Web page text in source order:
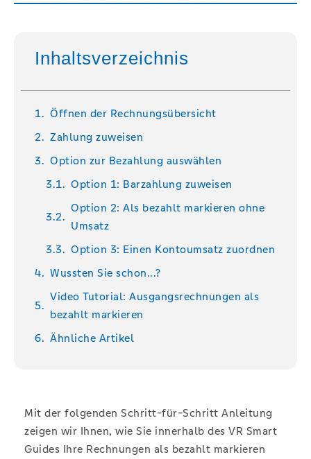
Inhaltsverzeichnis
Öffnen der Rechnungsübersicht
Zahlung zuweisen
Option zur Bezahlung auswählen
Option 1: Barzahlung zuweisen
Option 2: Als bezahlt markieren ohne
Umsatz
Option 3: Einen Kontoumsatz zuordnen
Wussten Sie schon...?
Video Tutorial: Ausgangsrechnungen als
bezahlt markieren
Ähnliche Artikel
Mit der folgenden Schritt-für-Schritt Anleitung
zeigen wir Ihnen, wie Sie innerhalb des VR Smart
Guides Ihre Rechnungen als bezahlt markieren